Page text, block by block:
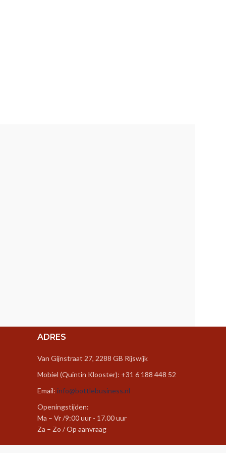
ADRES
Van Gijnstraat 27, 2288 GB Rijswijk
Mobiel (Quintin Klooster): +31 6 188 448 52
Email: info@bottlebusiness.nl
Openingstijden:
Ma – Vr /9:00 uur - 17.00 uur
Za – Zo / Op aanvraag